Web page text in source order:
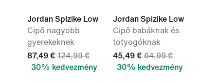
Jordan Spizike Low
Cipő nagyobb
gyerekeknek
87,49 € 124,99 €
30% kedvezmény
Jordan Spizike Low
Cipő babáknak és
totyogóknak
45,49 € 64,99 €
30% kedvezmény